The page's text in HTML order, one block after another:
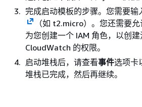
完成启动模板的步骤。您需要输
（如 t2.micro）。您还需要
为您创建一个 IAM 角色，以创
CloudWatch 的权限。
启动堆栈后，请查看事件选项卡
堆栈已完成，然后再继续。